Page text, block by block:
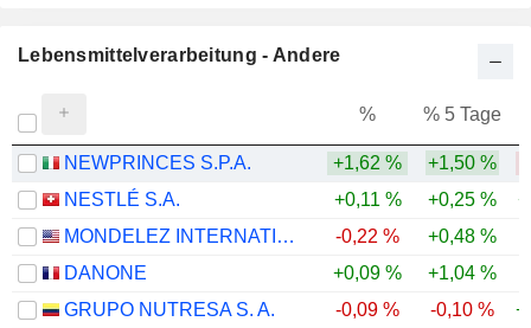
Lebensmittelverarbeitung - Andere
% % 5 Tage
NEWPRINCES S.P.A. +1,62 % +1,50 %
NESTLÉ S.A.
+0,11 % +0,25 %
MONDELEZ INTERNATIONAL, INC.
-0,22 % +0,48 %
DANONE
+0,09 % +1,04 %
GRUPO NUTRESA S. A.
-0,09 % -0,10 %